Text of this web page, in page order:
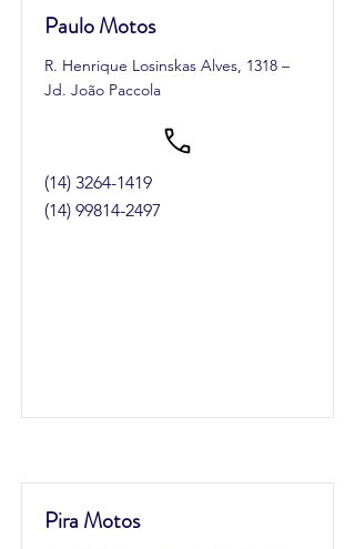
Paulo Motos
R. Henrique Losinskas Alves, 1318 –
Jd. João Paccola
(14) 3264-1419
(14) 99814-2497
Pira Motos